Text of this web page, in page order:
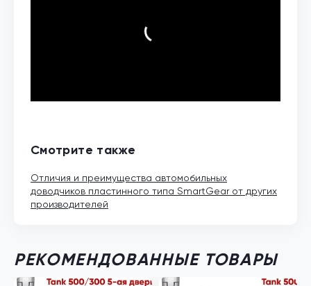
Смотрите также
Отличия и преимущества автомобильных
доводчиков пластинного типа SmartGear от других
производителей
РЕКОМЕНДОВАННЫЕ ТОВАРЫ